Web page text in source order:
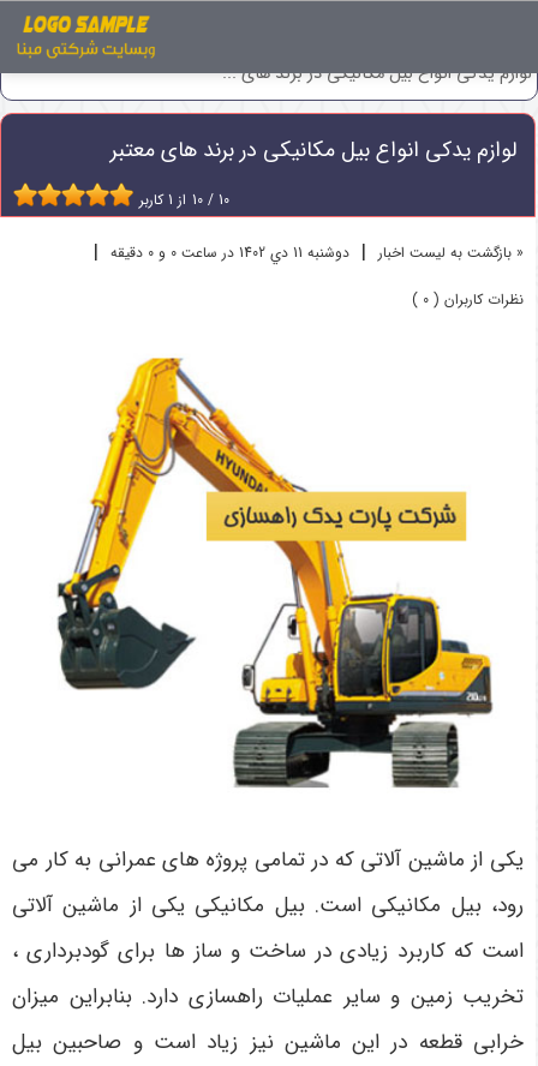
لوازم یدکی انواع بیل مکانیکی در برند های ...
لوازم یدکی انواع بیل مکانیکی در برند های معتبر
10 / 10 از 1 کاربر
« بازگشت به لیست اخبار | دوشنبه 11 دي 1402 در ساعت 0 و 0 دقیقه |
نظرات کاربران ( 0 )
یکی از ماشین آلاتی که در تمامی پروژه های عمرانی به کار می
رود، بیل مکانیکی است. بیل مکانیکی یکی از ماشین آلاتی
است که کاربرد زیادی در ساخت و ساز ها برای گودبرداری ،
تخریب زمین و سایر عملیات راهسازی دارد. بنابراین میزان
خرابی قطعه در این ماشین نیز زیاد است و صاحبین بیل